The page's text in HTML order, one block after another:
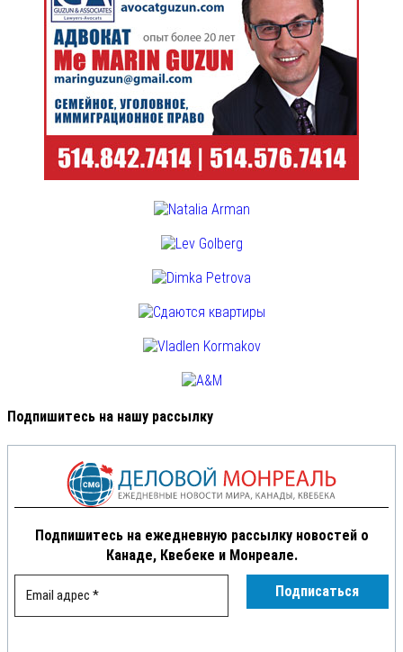
Подпишитесь на нашу рассылку
Подпишитесь на ежедневную рассылку новостей о
Канаде, Квебеке и Монреале.